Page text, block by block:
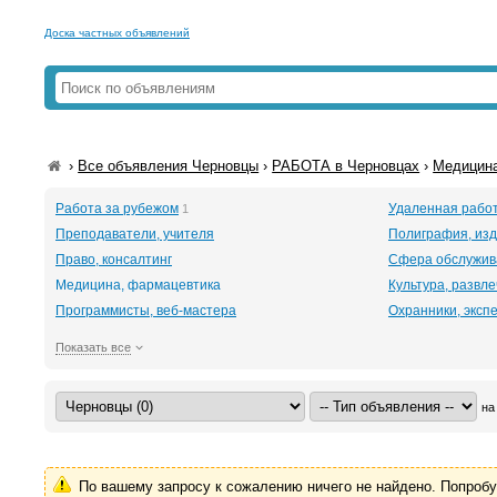
Доска частных объявлений
› Все объявления Черновцы › РАБОТА в Черновцах ›
Работа за рубежом 1
Удаленная
Преподаватели, учителя
Полиграфия,
Право, консалтинг
Сфера
Медицина, фармацевтика
Культура,
Программисты, веб-мастера
Охранники,
Показать все
на
По вашему запросу к сожалению ничего не найдено.